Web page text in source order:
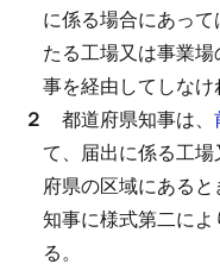
に係る場合にあっ
たる工場又は事業
事を経由してしなけ
２ 都道府県知事は、
て、届出に係る工
府県の区域にある
知事に様式第二に
る。